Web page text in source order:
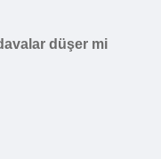
düşer mi